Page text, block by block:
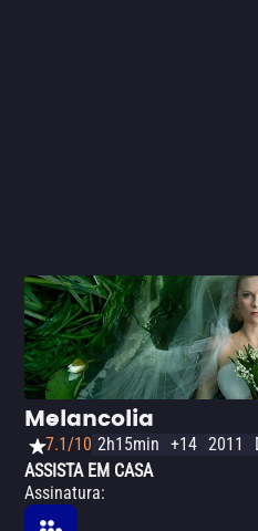
Melancolia
7.1/10 2h15min +14 2011
ASSISTA EM CASA
Assinatura: